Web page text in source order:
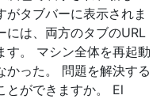
がタブバーに表示されま
には、両方のタブのURL
す。 マシン全体を再起動
かった。 問題を解決する
とができますか。 El